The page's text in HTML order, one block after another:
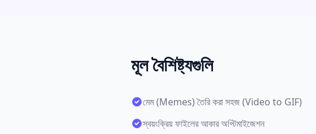
মূল বৈশিষ্ট্যগুলি
মেম (Memes) তৈরি করা সহজ (Video to GIF)
স্বয়ংক্রিয় ফাইলের আকার অপ্টিমাইজেশন